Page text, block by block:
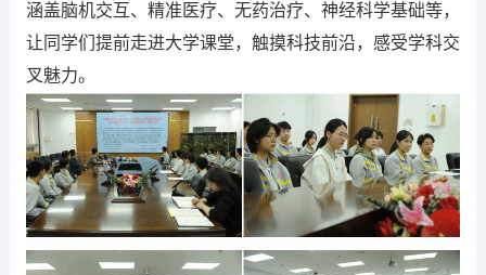
涵盖脑机交互、精准医疗、无药治疗、神经科学基础等，
让同学们提前走进大学课堂，触摸科技前沿，感受学科交
叉魅力。